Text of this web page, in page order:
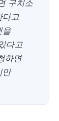
구치소
다고
을
다고
하면
만